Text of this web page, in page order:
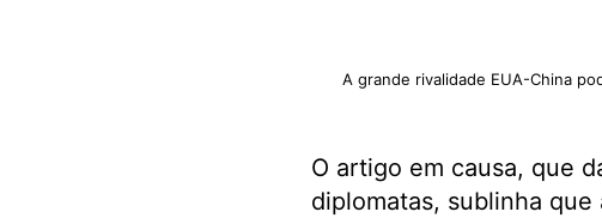
A grande rivalidade EUA-China
O artigo em causa, que
diplomatas, sublinha